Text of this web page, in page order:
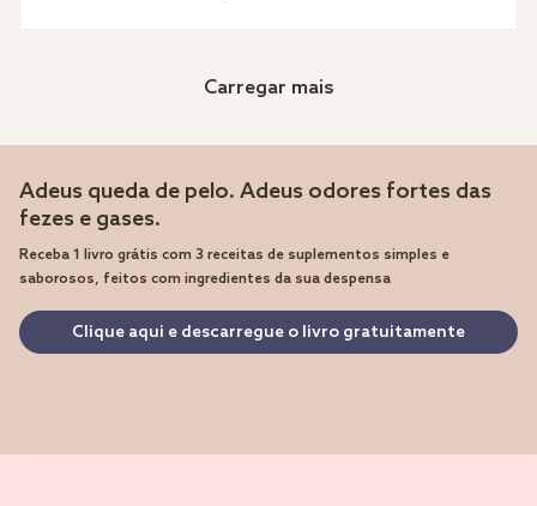
Carregar mais
Adeus queda de pelo. Adeus odores fortes das
fezes e gases.
Receba 1 livro grátis com 3 receitas de suplementos simples e
saborosos, feitos com ingredientes da sua despensa
Clique aqui e descarregue o livro gratuitamente